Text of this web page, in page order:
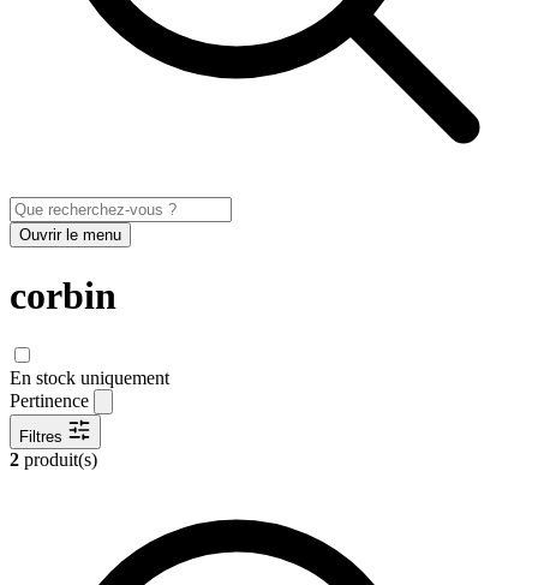
Ouvrir le menu
corbin
En stock uniquement
Pertinence
Filtres
2 produit(s)